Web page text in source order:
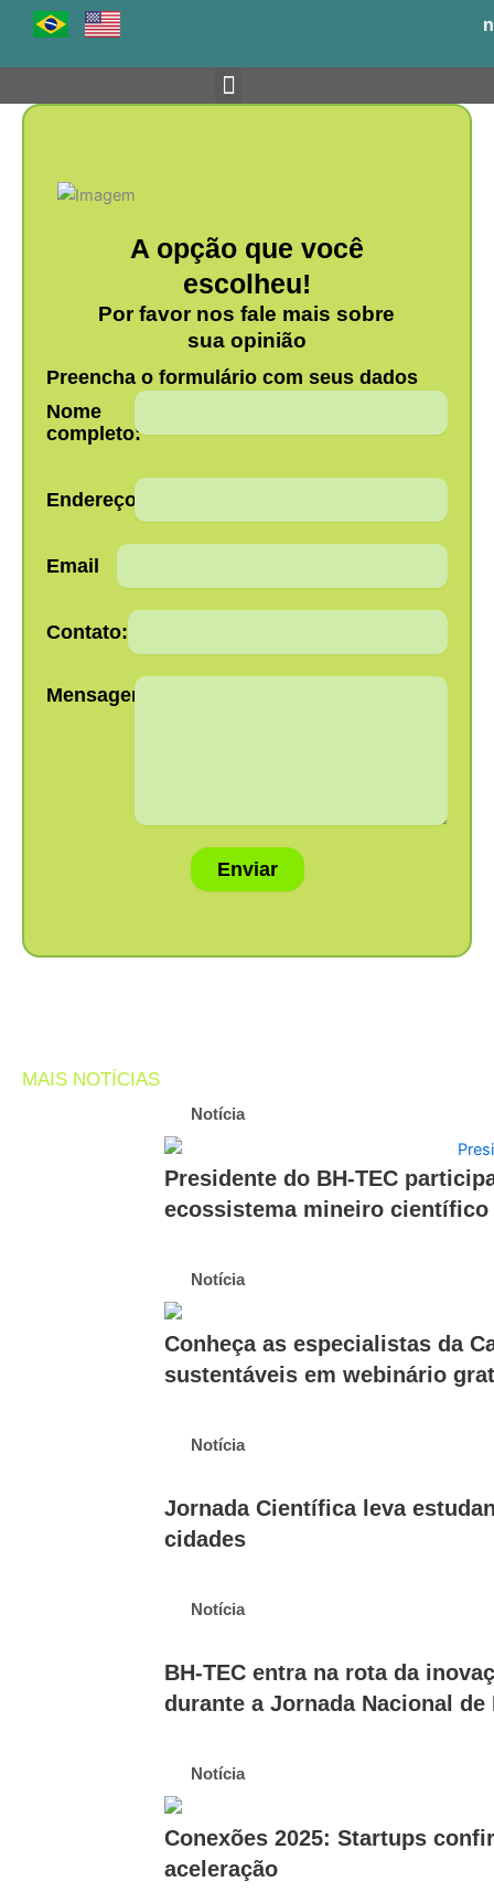
o
A opção que você
escolheu!
Por favor nos fale mais sobre
sua opinião
Preencha o formulário com seus dados
Nome
completo:
Endereço:
Email
Contato:
Mensagem:
Enviar
MAIS NOTÍCIAS
Notícia
Presidente do BH-TEC
ecossistema mineiro
Notícia
Conheça as especialistas da
sustentáveis em webinário
Notícia
Jornada Científica leva
cidades
Notícia
BH-TEC entra na rota da
durante a Jornada Nacional de
Notícia
Conexões 2025: Startups
aceleração